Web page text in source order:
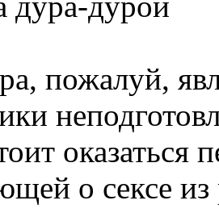
пожалуй,
оказаться
о сексе